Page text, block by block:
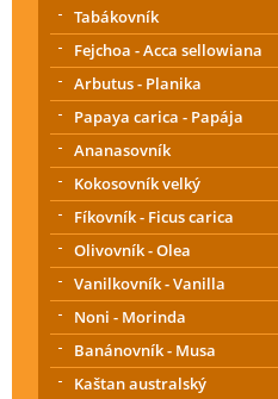
Tabákovník
Fejchoa - Acca sellowiana
Arbutus - Planika
Papaya carica - Papája
Ananasovník
Kokosovník velký
Fíkovník - Ficus carica
Olivovník - Olea
Vanilkovník - Vanilla
Noni - Morinda
Banánovník - Musa
Kaštan australský